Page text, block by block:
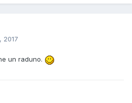
2017
un raduno.